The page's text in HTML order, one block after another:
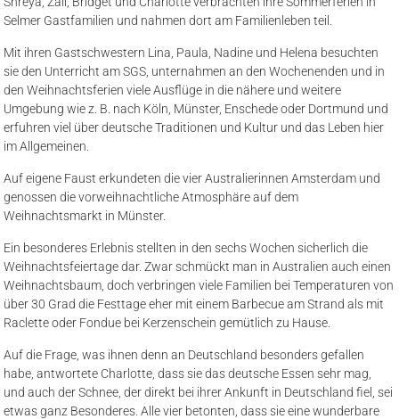
Selmer Gastfamilien und nahmen dort am Familienleben teil.
Mit ihren Gastschwestern Lina, Paula, Nadine und Helena besuchten
sie den Unterricht am SGS, unternahmen an den Wochenenden und in
den Weihnachtsferien viele Ausflüge in die nähere und weitere
Umgebung wie z. B. nach Köln, Münster, Enschede oder Dortmund und
erfuhren viel über deutsche Traditionen und Kultur und das Leben hier
im Allgemeinen.
Auf eigene Faust erkundeten die vier Australierinnen Amsterdam und
genossen die vorweihnachtliche Atmosphäre auf dem
Weihnachtsmarkt in Münster.
Ein besonderes Erlebnis stellten in den sechs Wochen sicherlich die
Weihnachtsfeiertage dar. Zwar schmückt man in Australien auch einen
Weihnachtsbaum, doch verbringen viele Familien bei Temperaturen von
über 30 Grad die Festtage eher mit einem Barbecue am Strand als mit
Raclette oder Fondue bei Kerzenschein gemütlich zu Hause.
Auf die Frage, was ihnen denn an Deutschland besonders gefallen
habe, antwortete Charlotte, dass sie das deutsche Essen sehr mag,
und auch der Schnee, der direkt bei ihrer Ankunft in Deutschland fiel, sei
etwas ganz Besonderes. Alle vier betonten, dass sie eine wunderbare